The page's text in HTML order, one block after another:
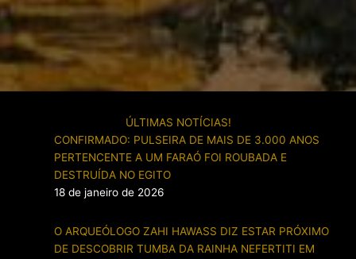
ÚLTIMAS NOTÍCIAS!
CONFIRMADO: PULSEIRA DE MAIS DE 3.000 ANOS
PERTENCENTE A UM FARAÓ FOI ROUBADA E
DESTRUÍDA NO EGITO
18 de janeiro de 2026
O ARQUEÓLOGO ZAHI HAWASS DIZ ESTAR PRÓXIMO
DE DESCOBRIR TUMBA DA RAINHA NEFERTITI EM